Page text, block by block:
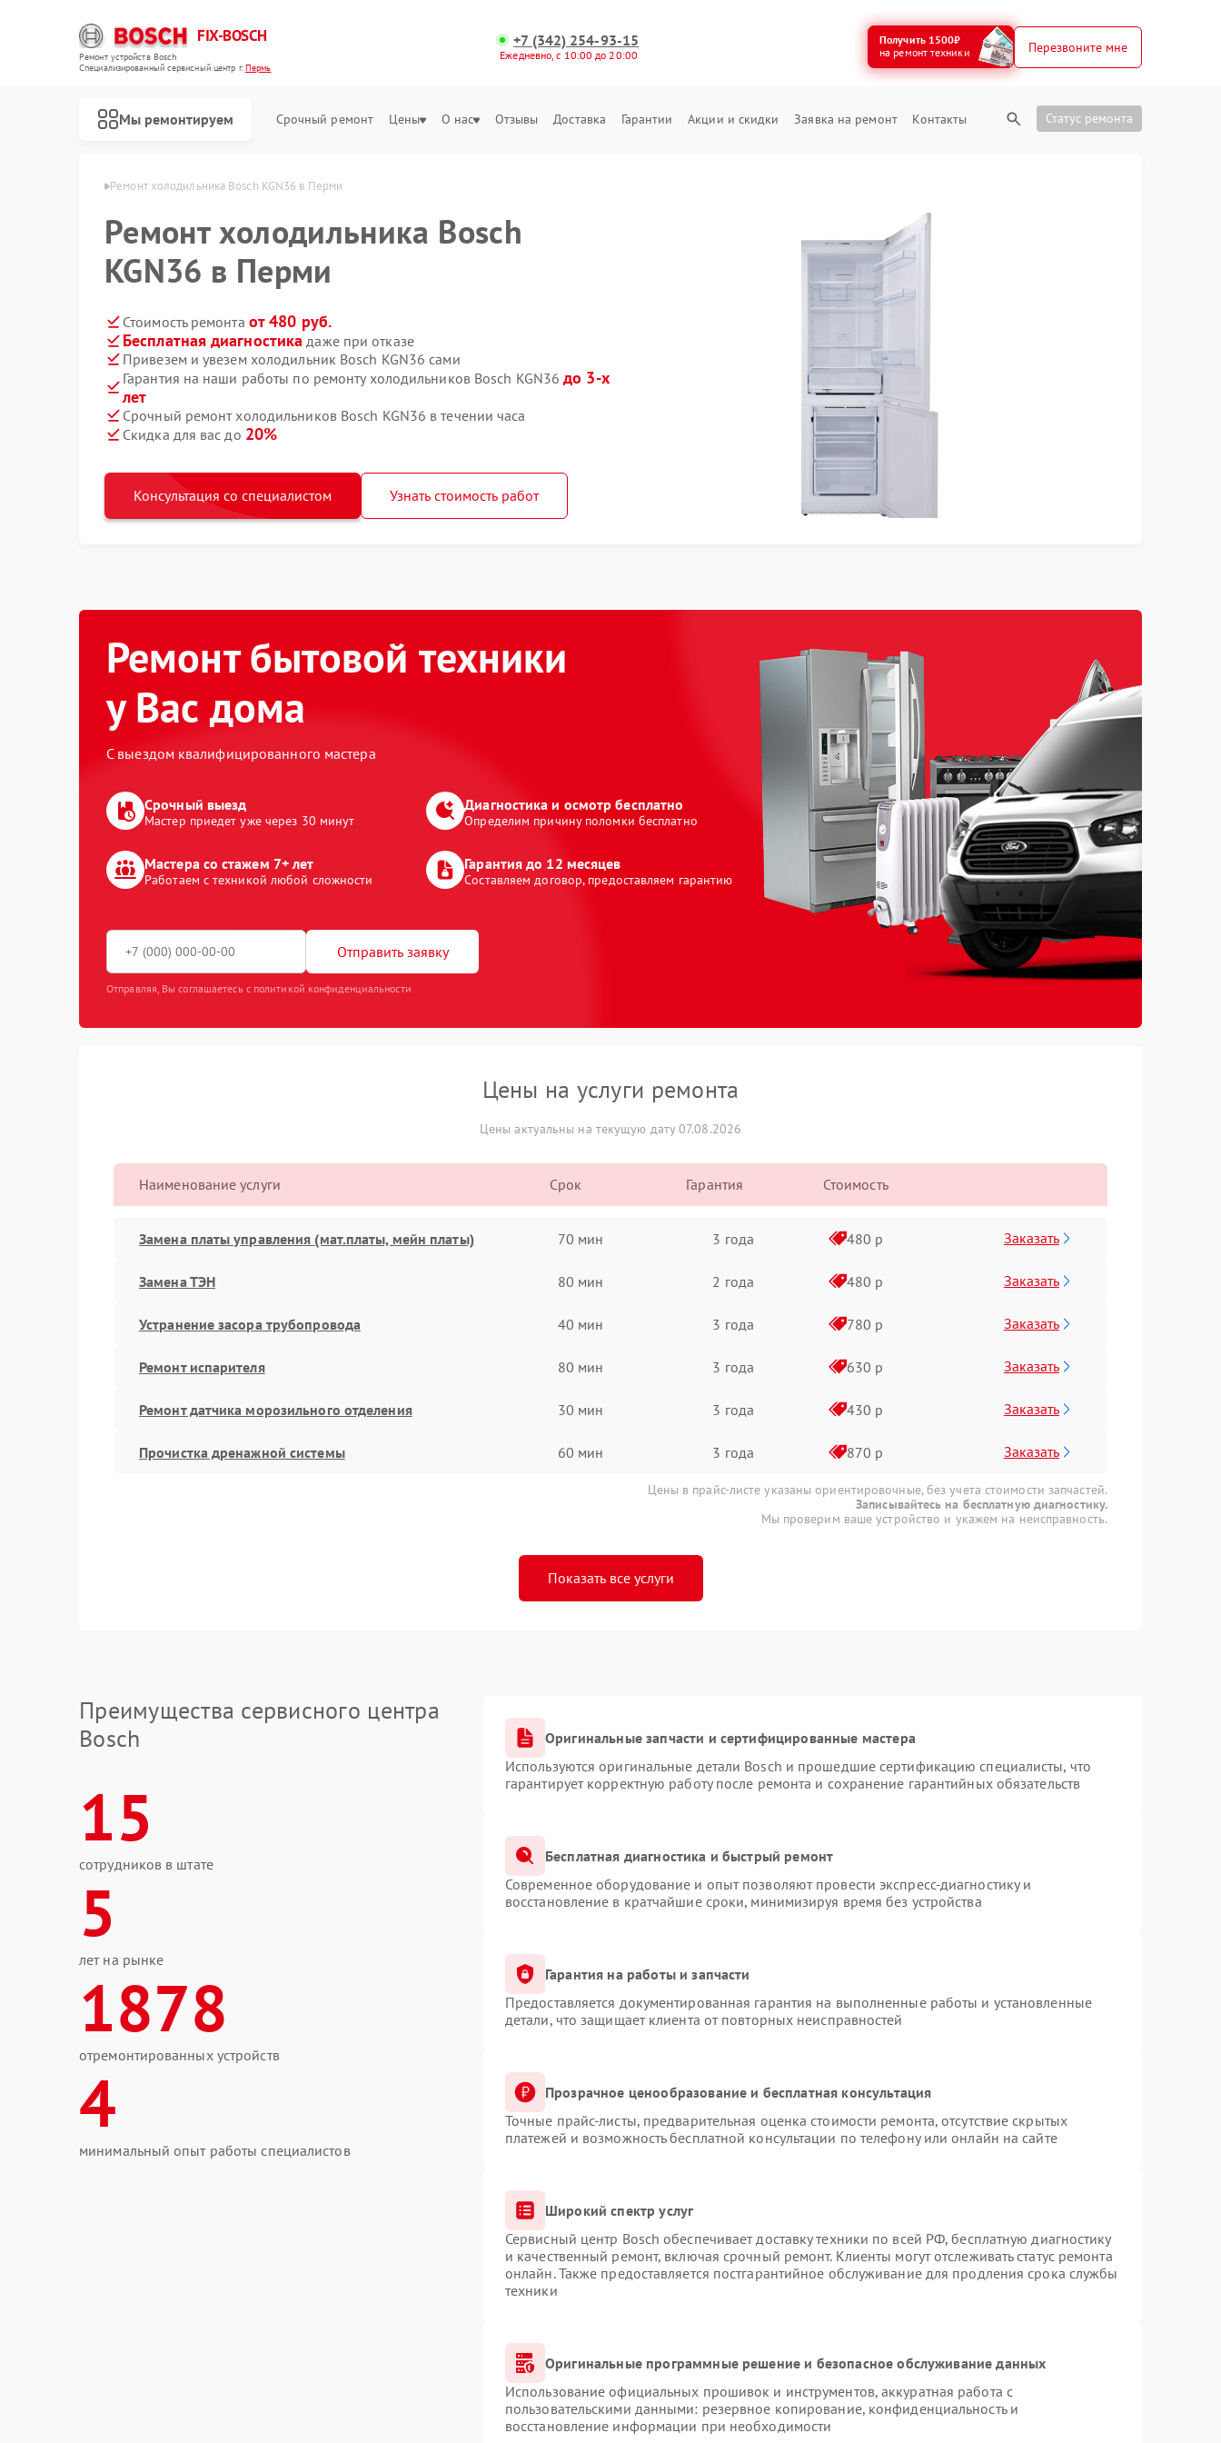
FIX-BOSCH
Ремонт устройств Bosch
Специализированный cервисный центр г.Пермь
+7 (342) 254-93-15
Ежедневно, с 10:00 до 20:00
Получить 1500₽
на ремонт техники
Перезвоните мне
Мы ремонтируем Срочный ремонт Цены О нас Отзывы Доставка Гарантии Акции и скидки Заявка на ремонт Контакты Статус ремонта
Bosch в Перми Ремонт холодильника Bosch KGN36 в Перми
Ремонт холодильника Bosch
KGN36 в Перми
Стоимость ремонта от 480 руб.
Бесплатная диагностика даже при отказе
Привезем и увезем холодильник Bosch KGN36 сами
Гарантия на наши работы по ремонту холодильников Bosch KGN36до 3-х
лет
Срочный ремонт холодильников Bosch KGN36 в течении часа
Скидка для вас до 20%
Консультация со специалистом Узнать стоимость работ
Ремонт бытовой техники
у Вас дома
С выездом квалифицированного мастера
Срочный выезд
Мастер приедет уже через 30 минут
Диагностика и осмотр бесплатно
Определим причину поломки бесплатно
Мастера со стажем 7+ лет
Работаем с техникой любой сложности
Гарантия до 12 месяцев
Составляем договор, предоставляем гарантию
Отправить заявку
Отправляя, Вы соглашаетесь с политикой конфиденциальности
Цены на услуги ремонта
Цены актуальны на текущую дату 07.08.2026
Наименование услуги Срок Гарантия Стоимость
Замена платы управления (мат.платы, мейн платы) 70 мин 3 года 480 р Заказать
Замена ТЭН 80 мин 2 года 480 р Заказать
Устранение засора трубопровода 40 мин 3 года 780 р Заказать
Ремонт испарителя 80 мин 3 года 630 р Заказать
Ремонт датчика морозильного отделения 30 мин 3 года 430 р Заказать
Прочистка дренажной системы 60 мин 3 года 870 р Заказать
Цены в прайс-листе указаны ориентировочные, без учета стоимости запчастей.
Записывайтесь на бесплатную диагностику.
Мы проверим ваше устройство и укажем на неисправность.
Показать все услуги
Преимущества сервисного центра
Bosch
15
сотрудников в штате
5
лет на рынке
1878
отремонтированных устройств
4
минимальный опыт работы специалистов
Оригинальные запчасти и сертифицированные мастера
Используются оригинальные детали Bosch и прошедшие сертификацию специалисты, что
гарантирует корректную работу после ремонта и сохранение гарантийных обязательств
Бесплатная диагностика и быстрый ремонт
Современное оборудование и опыт позволяют провести экспресс-диагностику и
восстановление в кратчайшие сроки, минимизируя время без устройства
Гарантия на работы и запчасти
Предоставляется документированная гарантия на выполненные работы и установленные
детали, что защищает клиента от повторных неисправностей
Прозрачное ценообразование и бесплатная консультация
Точные прайс-листы, предварительная оценка стоимости ремонта, отсутствие скрытых
платежей и возможность бесплатной консультации по телефону или онлайн на сайте
Широкий спектр услуг
Сервисный центр Bosch обеспечивает доставку техники по всей РФ, бесплатную диагностику
и качественный ремонт, включая срочный ремонт. Клиенты могут отслеживать статус ремонта
онлайн. Также предоставляется постгарантийное обслуживание для продления срока службы
техники
Оригинальные программные решение и безопасное обслуживание данных
Использование официальных прошивок и инструментов, аккуратная работа с
пользовательскими данными: резервное копирование, конфиденциальность и
восстановление информации при необходимости